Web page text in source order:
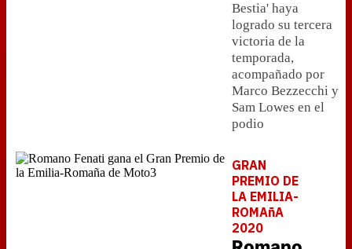
Bestia' haya
logrado su tercera
victoria de la
temporada,
acompañado por
Marco Bezzecchi y
Sam Lowes en el
podio
GRAN
PREMIO DE
LA EMILIA-
ROMAñA
2020